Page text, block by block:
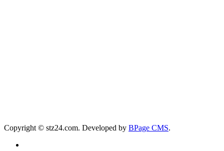
Copyright © stz24.com. Developed by BPage CMS.